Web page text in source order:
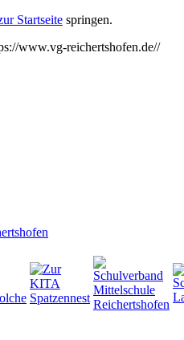
Startseite springen.
www.vg-reichertshofen.de//